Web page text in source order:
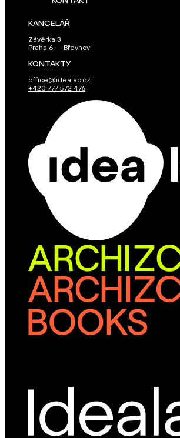
KANCELÁŘ
Závěrka 3
Praha 6 — Břevnov
KONTAKTY
office@idealab.cz
+420 777 572 476